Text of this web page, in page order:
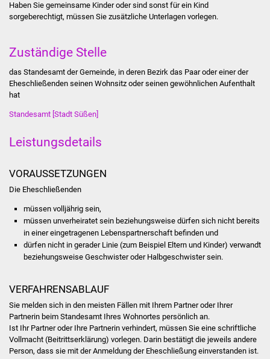
Veröffentlichungen
FNP / Bebauungspläne
Projekte
Schulentwicklung Bizet
Sanierung Bizethalle
Ortsentwicklung
Haben Sie gemeinsame Kinder oder sind sonst für ein Kind
sorgeberechtigt, müssen Sie zusätzliche Unterlagen vorlegen.
Zuständige Stelle
das Standesamt der Gemeinde, in deren Bezirk das Paar oder einer der
Eheschließenden seinen Wohnsitz oder seinen gewöhnlichen Aufenthalt
hat
Standesamt [Stadt Süßen]
Leistungsdetails
VORAUSSETZUNGEN
Die Eheschließenden
müssen volljährig sein,
müssen unverheiratet sein beziehungsweise dürfen sich nicht bereits
in einer eingetragenen Lebenspartnerschaft befinden und
dürfen nicht in gerader Linie (zum Beispiel Eltern und Kinder) verwandt
beziehungsweise Geschwister oder Halbgeschwister sein.
VERFAHRENSABLAUF
Sie melden sich in den meisten Fällen mit Ihrem Partner oder Ihrer
Partnerin beim Standesamt Ihres Wohnortes persönlich an.
Ist Ihr Partner oder Ihre Partnerin verhindert, müssen Sie eine schriftliche
Vollmacht (Beitrittserklärung) vorlegen. Darin bestätigt die jeweils andere
Person, dass sie mit der Anmeldung der Eheschließung einverstanden ist.